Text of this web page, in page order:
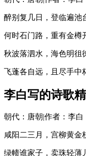
醉别复几日，登临遍池
何时石门路，重有金樽
秋波落泗水，海色明徂
飞蓬各自远，且尽手中
李白写的诗歌
朝代：唐朝|作者：李白
咸阳二三月，宫柳黄金
绿帻谁家子，卖珠轻薄